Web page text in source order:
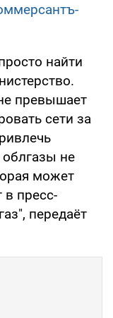
найти
превышает
сети за
не
может
пресс-
передаёт